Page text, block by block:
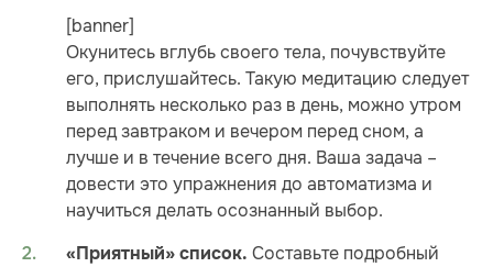
[banner]
Окунитесь вглубь своего тела, почувствуйте
его, прислушайтесь. Такую медитацию следует
выполнять несколько раз в день, можно утром
перед завтраком и вечером перед сном, а
лучше и в течение всего дня. Ваша задача –
довести это упражнения до автоматизма и
научиться делать осознанный выбор.
«Приятный» список. Составьте подробный